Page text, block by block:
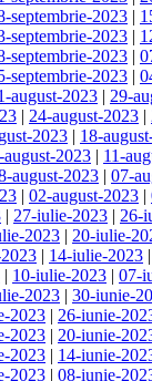
septembrie-2023 |
septembrie-2023 |
septembrie-2023 |
septembrie-2023 |
august-2023 | 29-
| 24-august-2023 |
2023 | 18-
august-2023 | 11-
august-2023 | 07-
| 02-august-2023 |
| 27-iulie-2023 | 26-
2023 | 20-iulie-
| 14-iulie-2023 |
| 10-iulie-2023 | 07-
2023 | 30-iunie-
2023 | 26-iunie-
2023 | 20-iunie-
2023 | 14-iunie-
2023 | 08-iunie-